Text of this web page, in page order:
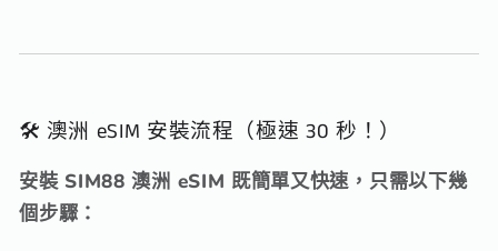
🛠️ 澳洲 eSIM 安裝流程（極速 30 秒！）
安裝 SIM88 澳洲 eSIM 既簡單又快速， 只需以下幾
個步驟：